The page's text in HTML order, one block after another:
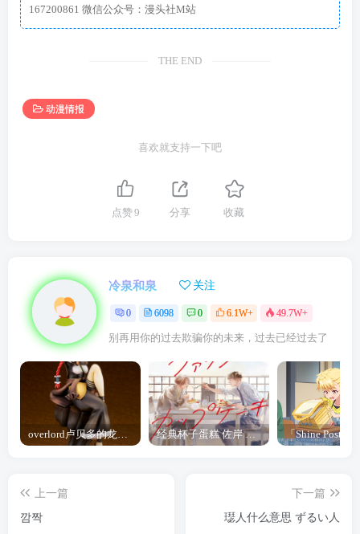
167200861 微信公众号：漫头社M站
THE END
动漫情报
喜欢就支持一下吧
点赞9 分享 收藏
冷泉和泉 关注
0 6098 0 6.1W+ 49.7W+
别再用你的过去欺骗你的未来，过去已经过去了
overlord卢贝多的龙王谁厉害 「Overlord」露普斯蕾琪娜·贝塔手办开订 经典杯子蛋糕 佐岸 漫画「经典杯子蛋糕」宣布真人日剧化
上一篇
깜짝
下一篇
璱人什么意思 ずるい人